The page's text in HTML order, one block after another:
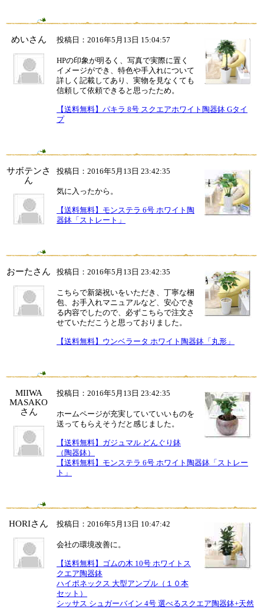
めいさん 投稿日：2016年5月13日 15:04:57
HPの印象が明るく、写真で実際に置く
イメージができ、特色や手入れについて
詳しく記載してあり、実物を見なくても
信頼して依頼できると思ったため。
【送料無料】パキラ 8号 スクエアホワイト陶器鉢 Gタイ
プ
サボテンさ
ん
投稿日：2016年5月13日 23:42:35
気に入ったから。
【送料無料】モンステラ 6号 ホワイト陶
器鉢「ストレート」
おーたさん 投稿日：2016年5月13日 23:42:35
こちらで新築祝いをいただき、丁寧な梱
包、お手入れマニュアルなど、安心でき
る内容でしたので、必ずこちらで注文さ
せていただこうと思っておりました。
【送料無料】ウンベラータ ホワイト陶器鉢「丸形」
MIIWA
MASAKO
さん
投稿日：2016年5月13日 23:42:35
ホームページが充実していていいものを
送ってもらえそうだと感じました。
【送料無料】ガジュマル どんぐり鉢
（陶器鉢）
【送料無料】モンステラ 6号 ホワイト陶器鉢「ストレー
ト」
HORIさん 投稿日：2016年5月13日 10:47:42
会社の環境改善に。
【送料無料】ゴムの木 10号 ホワイトス
クエア陶器鉢
ハイポネックス 大型アンプル（１０本
セット）
シッサス シュガーバイン 4号 選べるスクエア陶器鉢+天然